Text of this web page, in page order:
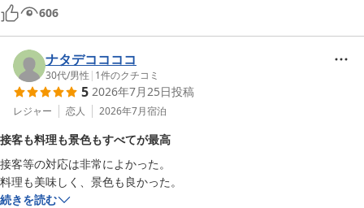
接客がとても丁寧で最高のおもてなしでした。
また機会があれば、伺いたいです。
606
ナタデココココ
30代/男性 | 1件のクチコミ
5 2026年7月25日投稿
レジャー 恋人 2026年7月宿泊
接客も料理も景色もすべてが最高
接客等の対応は非常によかった。
料理も美味しく、景色も良かった。
続きを読む